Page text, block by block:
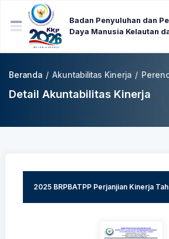
Badan Penyuluhan dan
Daya Manusia Kelautan
Beranda / Akuntabilitas Kinerja /
Detail Akuntabilitas Kinerja
2025 BRPBATPP Perjanjian Kinerja